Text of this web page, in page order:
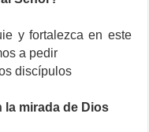
y fortalezca en este
a pedir
discípulos
la mirada de Dios